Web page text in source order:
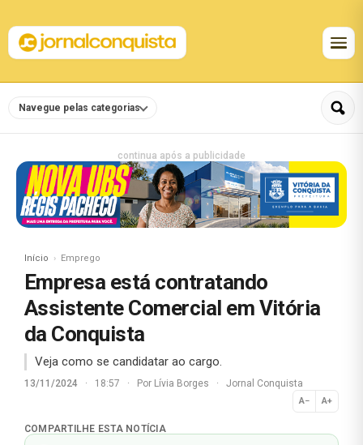
Navegue pelas categorias
continua após a publicidade
Início Emprego
Empresa está contratando
Assistente Comercial em Vitória
da Conquista
Veja como se candidatar ao cargo.
13/11/2024 · 18:57 · Por Lívia Borges · Jornal Conquista
A− A+
Normal
COMPARTILHE ESTA NOTÍCIA